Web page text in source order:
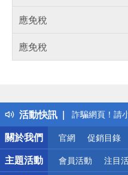
應免稅
應免稅
活動快訊
詐騙網頁！請
得獎公告
偏遠地區配送
詐騙網頁！請
關於我們
官網 促銷目錄
主題活動 會員活動 注目